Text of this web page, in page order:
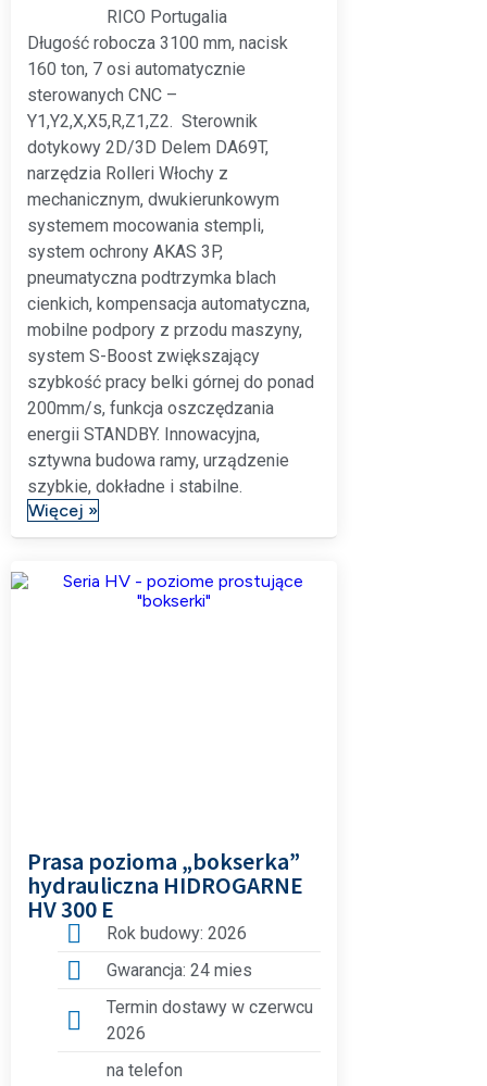
RICO Portugalia
Długość robocza 3100 mm, nacisk
160 ton, 7 osi automatycznie
sterowanych CNC –
Y1,Y2,X,X5,R,Z1,Z2. Sterownik
dotykowy 2D/3D Delem DA69T,
narzędzia Rolleri Włochy z
mechanicznym, dwukierunkowym
systemem mocowania stempli,
system ochrony AKAS 3P,
pneumatyczna podtrzymka blach
cienkich, kompensacja automatyczna,
mobilne podpory z przodu maszyny,
system S-Boost zwiększający
szybkość pracy belki górnej do ponad
200mm/s, funkcja oszczędzania
energii STANDBY. Innowacyjna,
sztywna budowa ramy, urządzenie
szybkie, dokładne i stabilne.
Więcej »
Prasa pozioma „bokserka”
hydrauliczna HIDROGARNE
HV 300 E
Rok budowy: 2026
Gwarancja: 24 mies
Termin dostawy w czerwcu
2026
na telefon